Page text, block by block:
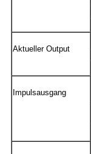
Aktueller Output
Impulsausgang